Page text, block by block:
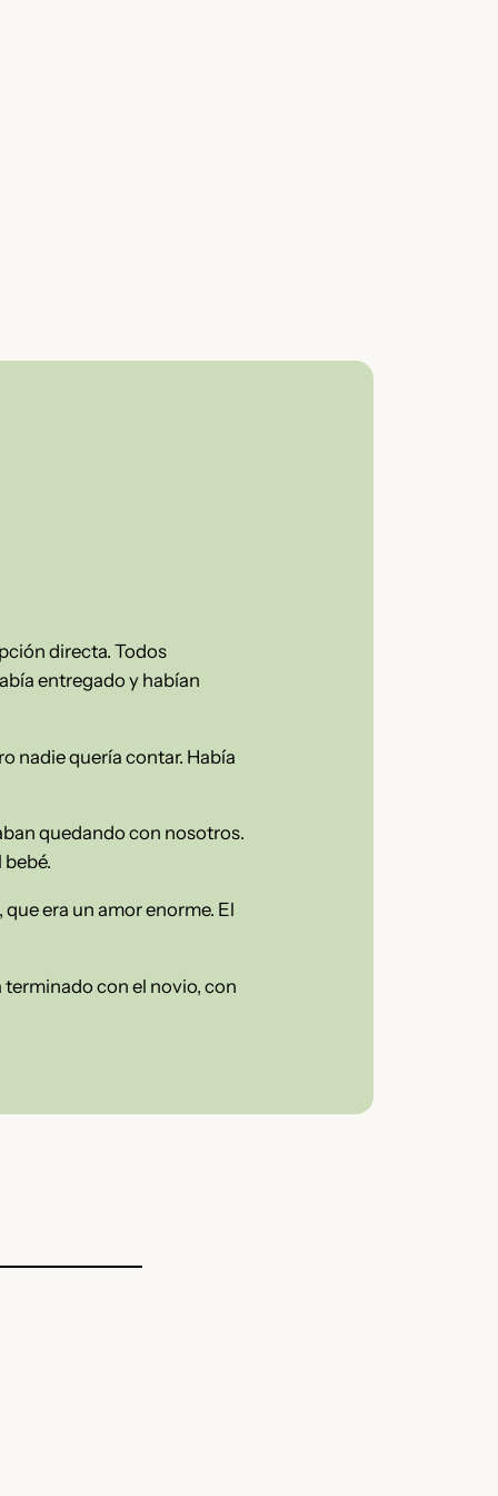
directa. Todos
entregado y habían
nadie quería contar. Había
quedando con nosotros.
era un amor enorme. El
terminado con el novio, con